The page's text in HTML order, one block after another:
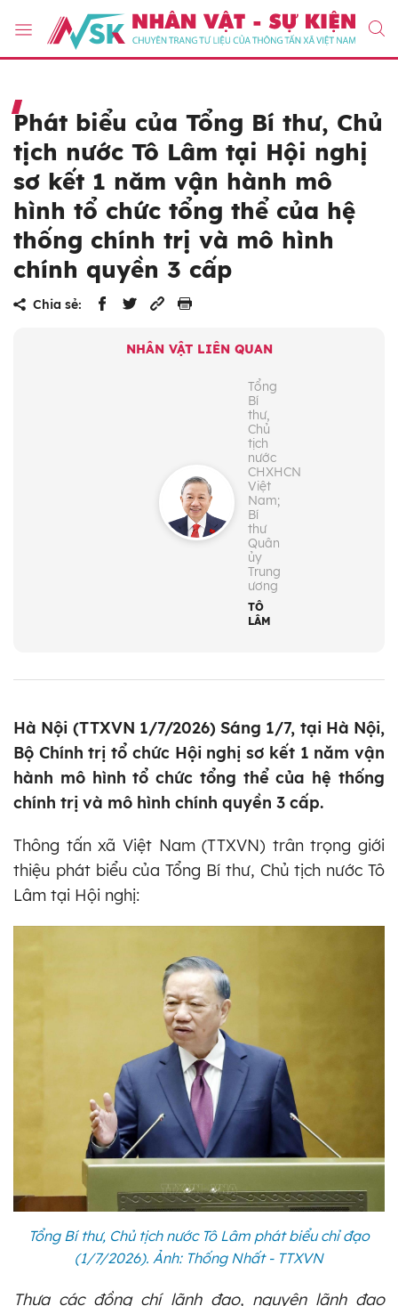
Phát biểu của Tổng Bí thư, Chủ
tịch nước Tô Lâm tại Hội nghị
sơ kết 1 năm vận hành mô
hình tổ chức tổng thể của hệ
thống chính trị và mô hình
chính quyền 3 cấp
Chia sẻ:
NHÂN VẬT LIÊN QUAN
Tổng
Bí
thư,
Chủ
tịch
nước
CHXHCN
Việt
Nam;
Bí
thư
Quân
ủy
Trung
ương
TÔ
LÂM
Hà Nội (TTXVN 1/7/2026) Sáng 1/7, tại Hà Nội,
Bộ Chính trị tổ chức Hội nghị sơ kết 1 năm vận
hành mô hình tổ chức tổng thể của hệ thống
chính trị và mô hình chính quyền 3 cấp.
Thông tấn xã Việt Nam (TTXVN) trân trọng giới
thiệu phát biểu của Tổng Bí thư, Chủ tịch nước Tô
Lâm tại Hội nghị:
Tổng Bí thư, Chủ tịch nước Tô Lâm phát biểu chỉ đạo
(1/7/2026). Ảnh: Thống Nhất - TTXVN
Thưa các đồng chí lãnh đạo, nguyên lãnh đạo